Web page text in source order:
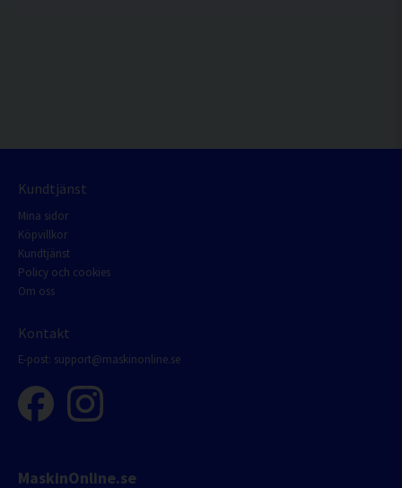
Kundtjänst
Mina sidor
Köpvillkor
Kundtjänst
Policy och cookies
Om oss
Kontakt
E-post: support@maskinonline.se
MaskinOnline.se